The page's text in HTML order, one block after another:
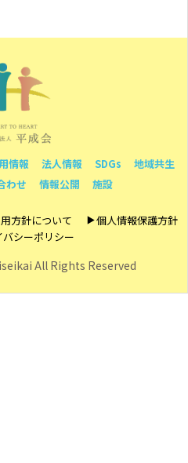
情報 法人情報 SDGs
地域共生
わせ 情報公開 施設
方針について
個人情報保護方針
バシーポリシー
All Rights Reserved